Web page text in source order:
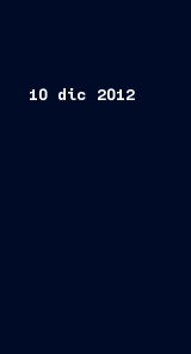
10 dic 2012